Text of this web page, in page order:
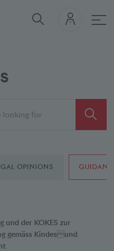
OPINIONS
und der KOKES zur
gemäss Kindesund